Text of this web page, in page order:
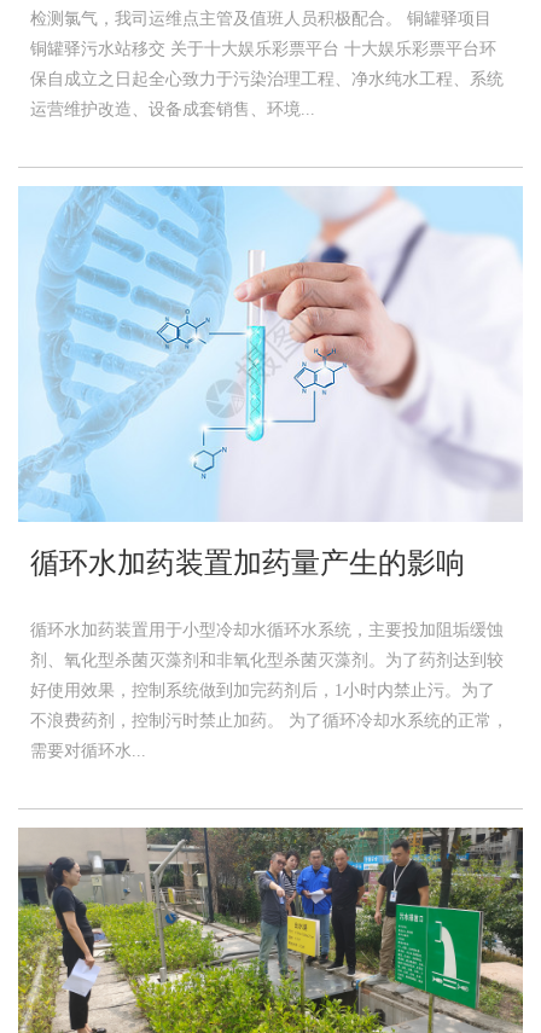
检测氯气，我司运维点主管及值班人员积极配合。 铜罐驿项目
铜罐驿污水站移交 关于十大娱乐彩票平台 十大娱乐彩票平台环
保自成立之日起全心致力于污染治理工程、净水纯水工程、系统
运营维护改造、设备成套销售、环境...
循环水加药装置加药量产生的影响
循环水加药装置用于小型冷却水循环水系统，主要投加阻垢缓蚀
剂、氧化型杀菌灭藻剂和非氧化型杀菌灭藻剂。为了药剂达到较
好使用效果，控制系统做到加完药剂后，1小时内禁止污。为了
不浪费药剂，控制污时禁止加药。 为了循环冷却水系统的正常，
需要对循环水...